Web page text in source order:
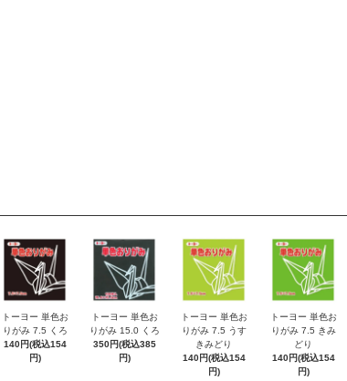
トーヨー 単色お
りがみ 7.5 くろ
140円(税込154
円)
トーヨー 単色お
りがみ 15.0 くろ
350円(税込385
円)
トーヨー 単色お
りがみ 7.5 うす
きみどり
140円(税込154
円)
トーヨー 単色お
りがみ 7.5 きみ
どり
140円(税込154
円)